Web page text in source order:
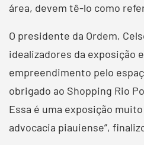
área, devem tê-lo como
O presidente da Ordem,
idealizadores da exposição
empreendimento pelo
obrigado ao Shopping Rio
Essa é uma exposição
advocacia piauiense”,